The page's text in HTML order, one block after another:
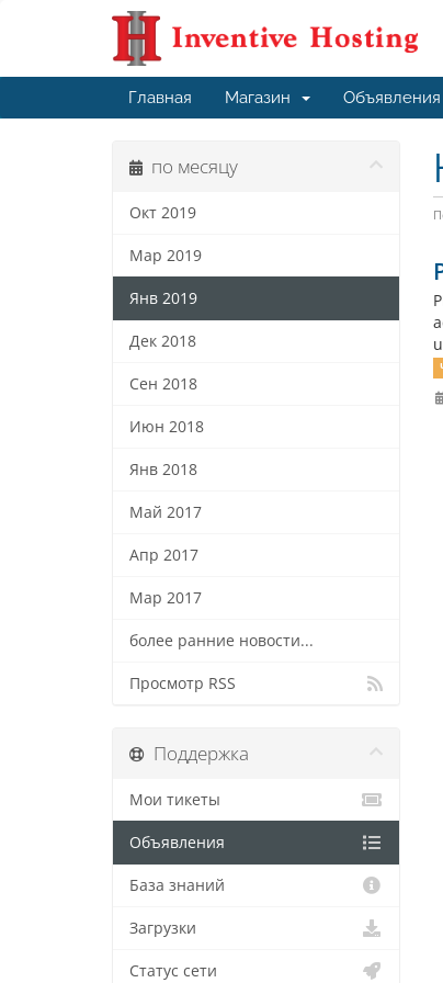
Главная Магазин Объявления
по месяцу
Окт 2019
Мар 2019
Янв 2019
Дек 2018
Сен 2018
Июн 2018
Янв 2018
Май 2017
Апр 2017
Мар 2017
более ранние новости...
Просмотр RSS
Поддержка
Мои тикеты
Объявления
База знаний
Загрузки
Статус сети